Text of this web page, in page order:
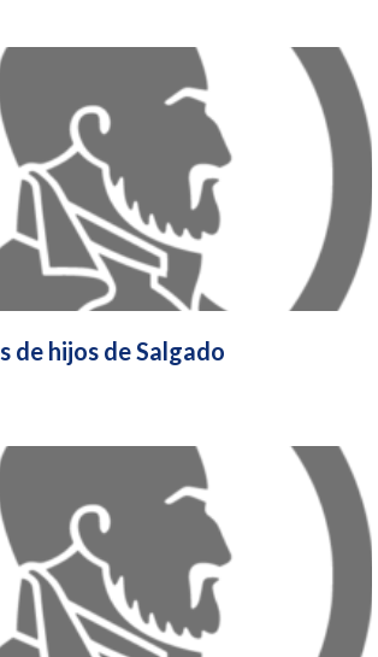
de hijos de Salgado